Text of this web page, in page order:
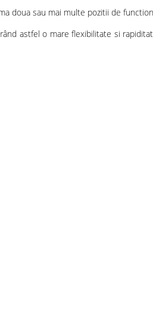
sau mai multe pozitii de
astfel o mare flexibilitate si